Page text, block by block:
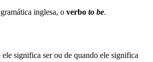
inglesa, o verbo to be.
significa ser ou de quando ele significa